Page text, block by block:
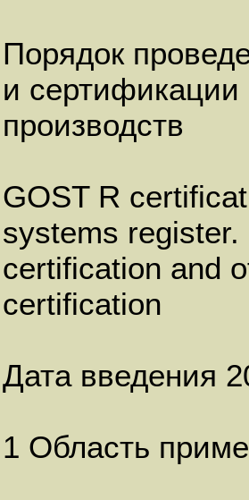
Порядок
и сертификации
производств
GOST R
systems
certification and
certification
Дата введения
1 Область